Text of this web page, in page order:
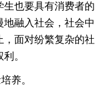
生也要具有消费者的
融入社会，社会中
面对纷繁复杂的社
。
养。